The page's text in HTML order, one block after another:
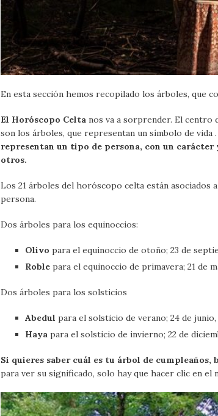
En esta sección hemos recopilado los árboles, que
El Horóscopo Celta nos va a sorprender. El centro
son los árboles, que representan un símbolo de vida .
representan un tipo de persona, con un
otros.
Los 21 árboles del horóscopo celta están asociados
persona.
Dos árboles para los equinoccios:
Olivo para el equinoccio de otoño; 23 de
Roble para el equinoccio de primavera; 21 de
Dos árboles para los solsticios
Abedul para el solsticio de verano; 24 de junio,
Haya para el solsticio de invierno; 22 de
Si quieres saber cuál es tu árbol de cumpleaños,
para ver su significado, solo hay que hacer clic en el